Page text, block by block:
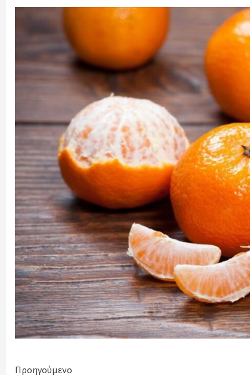
Προηγούμενο